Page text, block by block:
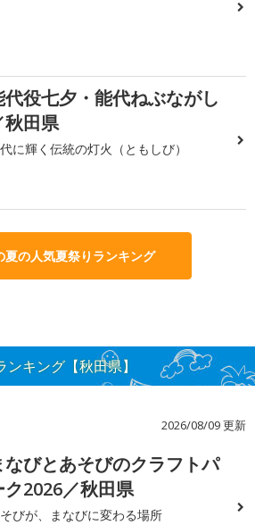
代役七夕・能代ねぶながし
秋田県
に輝く伝統の灯火（ともしび）
夏の人気夏祭りランキング
キング【秋田県】
2026/08/09 更新
なびとあそびのクラフトパ
ク2026／秋田県
びが、まなびに変わる場所